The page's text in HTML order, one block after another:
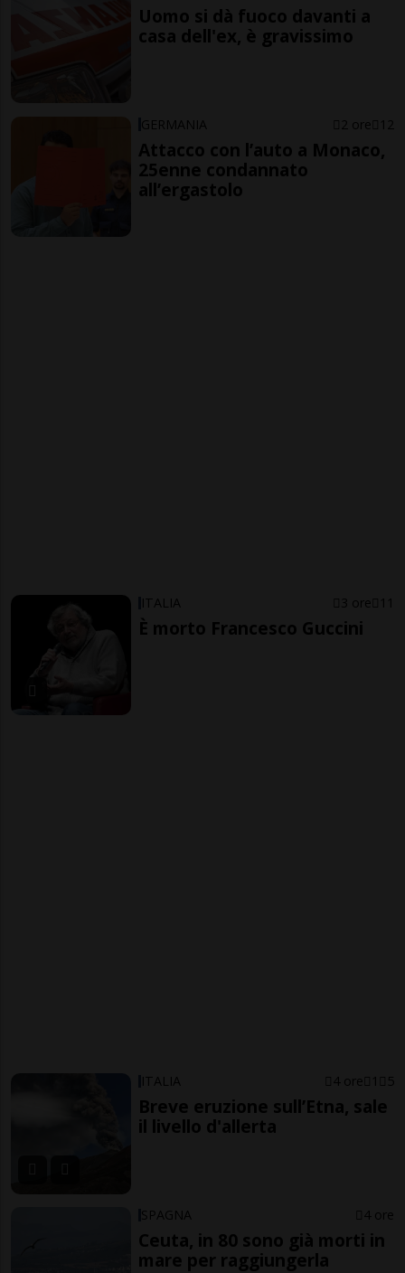
Uomo si dà fuoco davanti a
casa dell'ex, è gravissimo
GERMANIA 2 ore 12
Attacco con l’auto a Monaco,
25enne condannato
all’ergastolo
ITALIA 3 ore 11
È morto Francesco Guccini
ITALIA 4 ore 1 5
Breve eruzione sull’Etna, sale
il livello d'allerta
SPAGNA 4 ore
Ceuta, in 80 sono già morti in
mare per raggiungerla